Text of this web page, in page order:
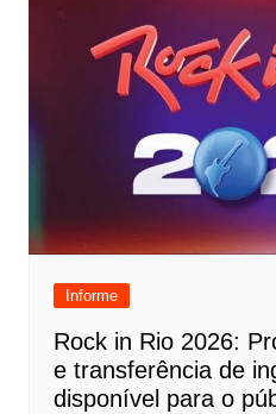
Informe
Rock in Rio 2026:
e transferência de
disponível para o